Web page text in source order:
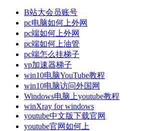
B站大会员账号
pc电脑如何上外网
pc端如何上外网
pc端如何上油管
pc端怎么挂梯子
vp加速器梯子
win10电脑YouTube教程
win10电脑访问外国网
Windows电脑上youtube教程
winXray for windows
youtube中文版下载官网
youtube官网如何上